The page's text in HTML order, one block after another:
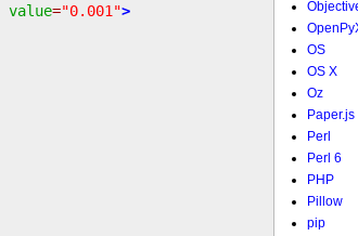
value="0.001">
OS
OS X
Oz
Paper.js
Perl
Perl 6
PHP
Pillow
pip